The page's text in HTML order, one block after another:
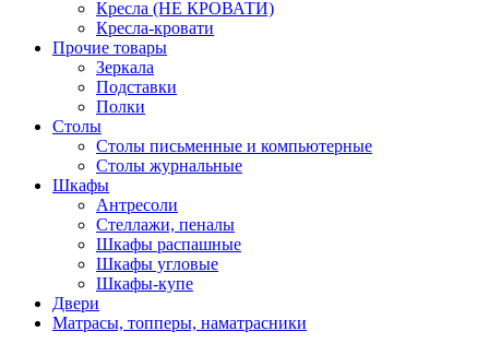
Кресла (НЕ КРОВАТИ)
Кресла-кровати
Прочие товары
Зеркала
Подставки
Полки
Столы
Столы письменные и компьютерные
Столы журнальные
Шкафы
Антресоли
Стеллажи, пеналы
Шкафы распашные
Шкафы угловые
Шкафы-купе
Двери
Матрасы, топперы, наматрасники